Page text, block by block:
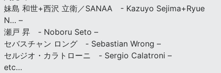
妹島 和世+西沢 立衛／SANAA - Kazuyo Sejima+Ryue
N… –
瀬戸 昇 - Noboru Seto –
セバスチャン ロング - Sebastian Wrong –
セルジオ・カラトローニ - Sergio Calatroni –
etc…